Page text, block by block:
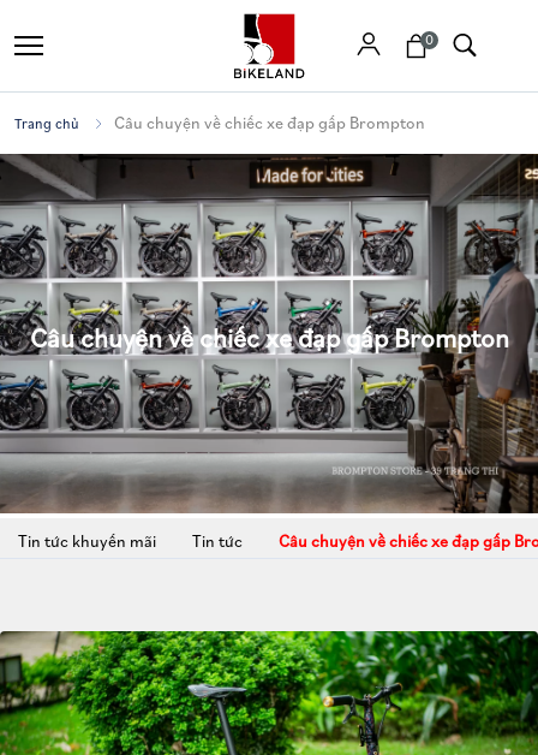
Tìm
kiếm
0
Trang chủ Câu chuyện về chiếc xe đạp gấp Brompton
Câu chuyện về chiếc xe đạp gấp Brompton
Tin tức khuyến mãi Tin tức Câu chuyện về chiếc xe đạp gấp